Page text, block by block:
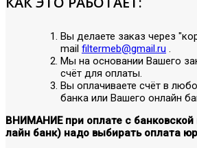
Вы делаете заказ через
mail filtermeb@gmail.ru .
Мы на основании Вашего
счёт для оплаты.
Вы оплачиваете счёт в
банка или Вашего онлайн
ВНИМАНИЕ при оплате с банковской
лайн банк) надо выбирать оплата